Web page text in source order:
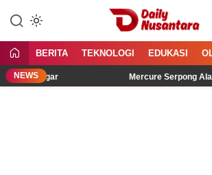
konten
Daily Nusantara
Menyajikan Fakta,
BERITA TEKNOLOGI EDUKASI
NEWS Mercure Serpong Alam